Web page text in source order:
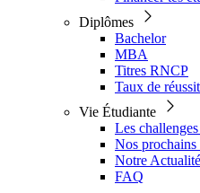
Diplômes
Bachelor
MBA
Titres RNCP
Taux de
Vie Étudiante
Les
Nos prochains
Notre Actualité
FAQ